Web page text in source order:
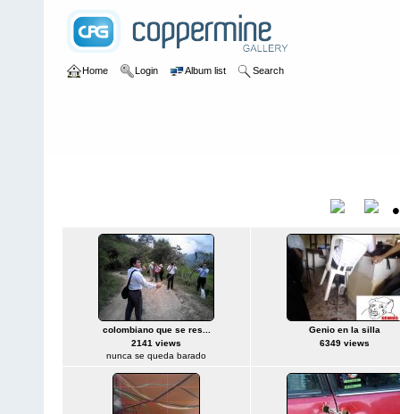
Home Login Album list Search
colombiano que se res...
2141 views
nunca se queda barado
Genio en la silla
6349 views